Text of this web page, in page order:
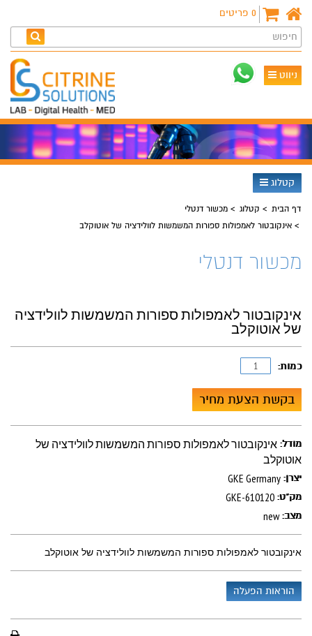
0 פריטים
חיפוש
ניווט
קטלוג
דף הבית קטלוג
מכשור דנטלי
אינקובטור לאמפולות ספורות המשמשות לוולידציה של אוטוקלב
מכשור דנטלי
אינקובטור לאמפולות ספורות המשמשות לוולידציה
של אוטוקלב
כמות:
בקשת הצעת מחיר
מודל: אינקובטור לאמפולות ספורות המשמשות לוולידציה של
אוטוקלב
יצרן: GKE Germany
מק"ט: GKE-610120
מצב: new
אינקובטור לאמפולות ספורות המשמשות לוולידציה של אוטוקלב
הוראות הפעלה